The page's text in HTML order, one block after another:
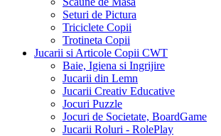
Seturi de Pictura
Triciclete Copii
Trotineta Copii
Jucarii si Articole Copii CWT
Baie, Igiena si Ingrijire
Jucarii din Lemn
Jucarii Creativ Educative
Jocuri Puzzle
Jocuri de Societate, BoardGame
Jucarii Roluri - RolePlay